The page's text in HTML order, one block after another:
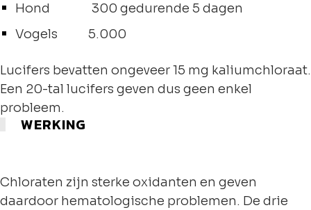
Hond 300 gedurende 5 dagen
Vogels 5.000
Lucifers bevatten ongeveer 15 mg kaliumchloraat.
Een 20-tal lucifers geven dus geen enkel
probleem.
WERKING
Chloraten zijn sterke oxidanten en geven
daardoor hematologische problemen. De drie